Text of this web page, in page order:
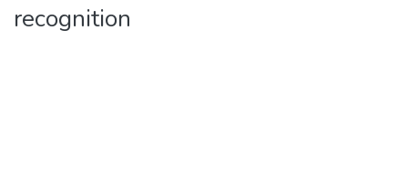
recognition